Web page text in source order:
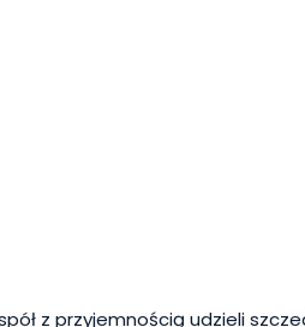
z przyjemnością udzieli